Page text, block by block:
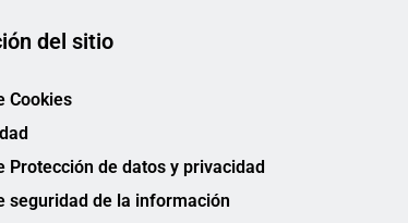
del sitio
Cookies
Protección de datos y privacidad
seguridad de la información